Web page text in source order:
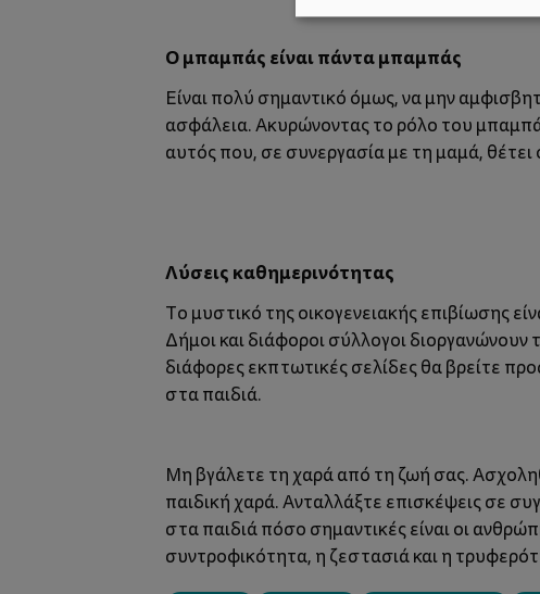
Ο μπαμπάς είναι πάντα μπαμπάς
Είναι πολύ σημαντικό όμως, να μην
ασφάλεια. Ακυρώνοντας το ρόλο του μπαμπά
αυτός που, σε συνεργασία με τη μαμά, θέτει
Λύσεις καθημερινότητας
Το μυστικό της οικογενειακής επιβίωσης
Δήμοι και διάφοροι σύλλογοι
διάφορες εκπτωτικές σελίδες θα βρείτε
στα παιδιά.
Μη βγάλετε τη χαρά από τη ζωή σας.
παιδική χαρά. Ανταλλάξτε επισκέψεις σε
στα παιδιά πόσο σημαντικές είναι οι
συντροφικότητα, η ζεστασιά και η